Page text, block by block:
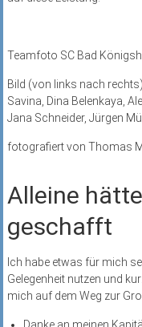
Teamfoto SC Bad
Bild (von links nach
Savina, Dina Belenkaya,
Jana Schneider, Jürgen
fotografiert von Thomas
Alleine
geschafft
Ich habe etwas für mich
Gelegenheit nutzen und
mich auf dem Weg zur
Danke an meinen